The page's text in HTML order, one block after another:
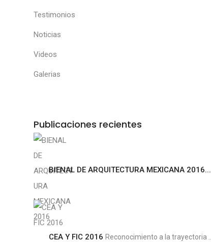
Testimonios
Noticias
Videos
Galerias
Publicaciones recientes
BIENAL DE ARQUITECTURA MEXICANA 2016...
CEA Y FIC 2016 Reconocimiento a la trayectoria ...